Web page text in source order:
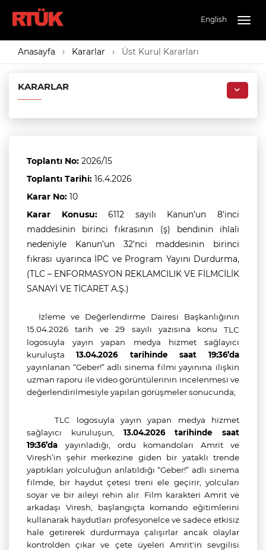
English
Anasayfa Kararlar Üst Kurul Kararları
KARARLAR
Toplantı No: 2026/15
Toplantı Tarihi: 16.4.2026
Karar No: 10
Karar Konusu:6112 sayılı Kanun’un 8'inci
maddesinin birinci fıkrasının (ş) bendinin ihlali
nedeniyle Kanun’un 32’nci maddesinin birinci
fıkrası uyarınca İPC ve Program Yayını Durdurma,
(TLC – ENFORMASYON REKLAMCILIK VE FİLMCİLİK
SANAYİ VE TİCARET A.Ş.)
İzleme ve Değerlendirme Dairesi Başkanlığının
15.04.2026 tarih ve 29 sayılı yazısına konu
TLC
logosuyla yayın yapan medya hizmet sağlayıcı
kuruluşta13.04.2026 tarihinde saat 19:36’da
yayınlanan “Geber!” adlı sinema filmi yayınına ilişkin
uzman raporu ile video görüntülerinin incelenmesi ve
değerlendirilmesiyle yapılan görüşmeler sonucunda;
TLC logosuyla yayın yapan medya hizmet
sağlayıcı kuruluşun, 13.04.2026 tarihinde saat
19:36’da yayınladığı, ordu komandoları Amrit ve
Viresh’in şehir merkezine giden bir yataklı trende
yaptıkları yolculuğun anlatıldığı “Geber!” adlı sinema
filmde, bir haydut çetesi treni ele geçirir, yolcuları
soyar ve bir aileyi rehin alır. Film karakteri Amrit ve
arkadaşı Viresh, başlangıçta komando eğitimlerini
kullanarak haydutları profesyonelce ve sadece etkisiz
hale getirerek durdurmaya çalışırlar ancak olaylar
kontrolden çıkar ve çete üyeleri Amrit'in sevgilisi